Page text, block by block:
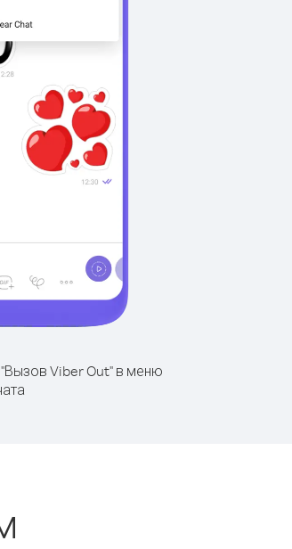
Viber Out" в меню